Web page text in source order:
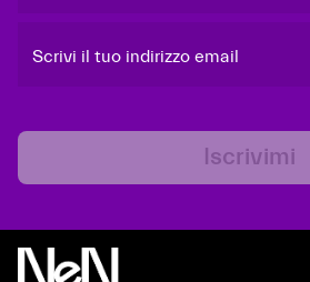
Scrivi il tuo indirizzo email
Iscrivimi